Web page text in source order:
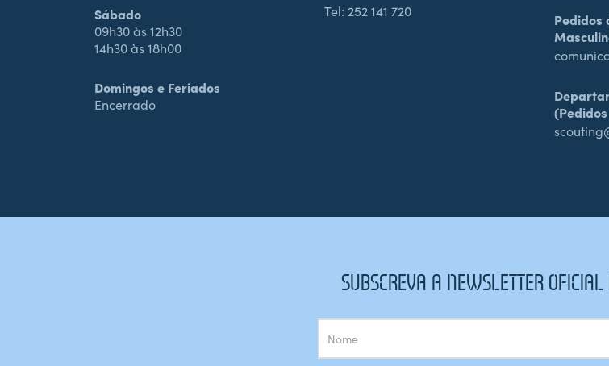
Sábado
09h30 às 12h30
14h30 às 18h00
Domingos e Feriados
Encerrado
Tel: 252 141 720
Pedidos
SUBSCREVA A NEWSLETTER